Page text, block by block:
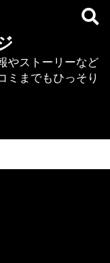
やストーリーなど
ミまでもひっそり